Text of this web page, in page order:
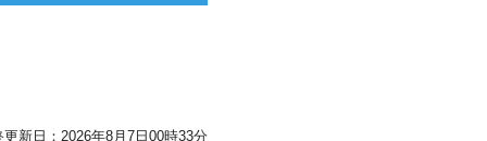
更新日：2026年8月7日00時33分